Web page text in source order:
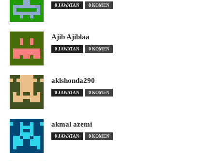
0 JAWATAN 0 KOMEN
Ajib Ajiblaa
0 JAWATAN 0 KOMEN
aklshonda290
0 JAWATAN 0 KOMEN
akmal azemi
0 JAWATAN 0 KOMEN